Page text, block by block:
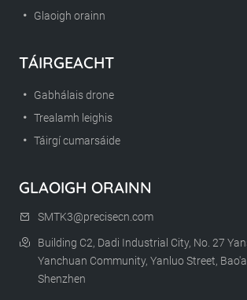
Glaoigh orainn
TÁIRGEACHT
Gabhálais drone
Trealamh leighis
Táirgí cumarsáide
GLAOIGH ORAINN
SMTK3@precisecn.com
Building C2, Dadi Industrial City, No. 27
Yanchuan Community, Yanluo Street,
Shenzhen